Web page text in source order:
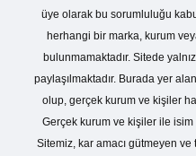
üye olarak bu sorumluluğu
herhangi bir marka, kurum
bulunmamaktadır. Sitede
paylaşılmaktadır. Burada yer
olup, gerçek kurum ve kişiler
Gerçek kurum ve kişiler ile
Sitemiz, kar amacı gütmeyen